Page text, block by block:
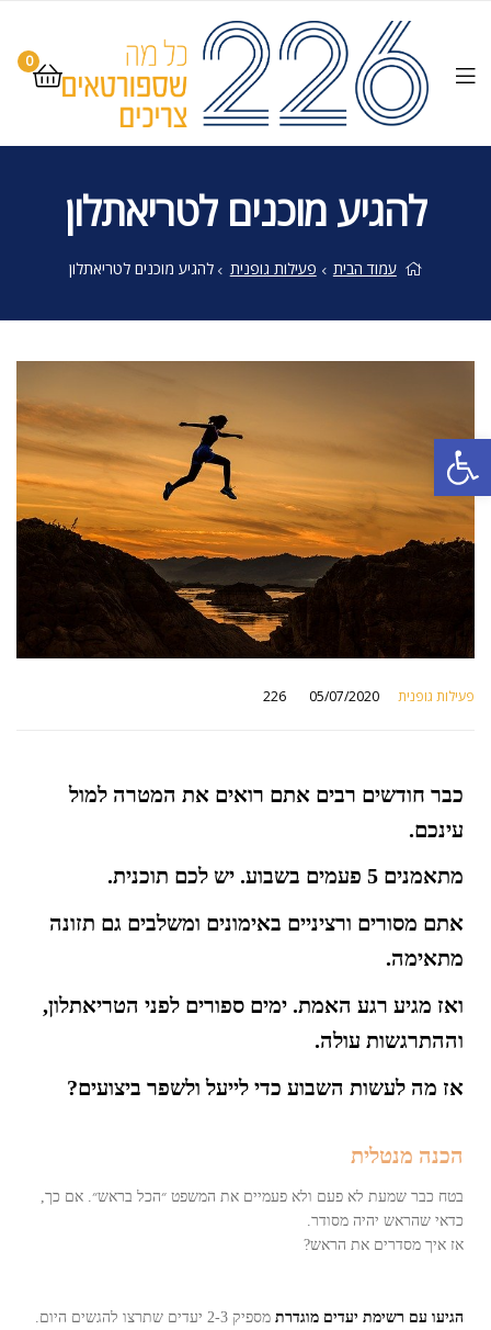
פתח סרגל נגישות
0
להגיע מוכנים לטריאתלון
עמוד הבית פעילות גופנית להגיע מוכנים לטריאתלון
פעילות גופנית 05/07/2020
226
כבר חודשים רבים אתם רואים את המטרה למול
עינכם.
מתאמנים 5 פעמים בשבוע. יש לכם תוכנית.
אתם מסורים ורציניים באימונים ומשלבים גם תזונה
מתאימה.
ואז מגיע רגע האמת. ימים ספורים לפני הטריאתלון,
וההתרגשות עולה.
אז מה לעשות השבוע כדי לייעל ולשפר ביצועים?
הכנה מנטלית
בטח כבר שמעת לא פעם ולא פעמיים את המשפט ״הכל בראש״. אם כך,
כדאי שהראש יהיה מסודר.
אז איך מסדרים את הראש?
הגיעו עם רשימת יעדים מוגדרת
מספיק 2-3 יעדים שתרצו להגשים היום.